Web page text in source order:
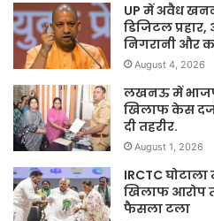
UP में अवैध
डिजिटल
निगरानी और
August 4, 2026
लखनऊ में
खिलाफ केस
दी तहरीर.
August 1, 2026
IRCTC
खिलाफ आरोप
फैसला टला